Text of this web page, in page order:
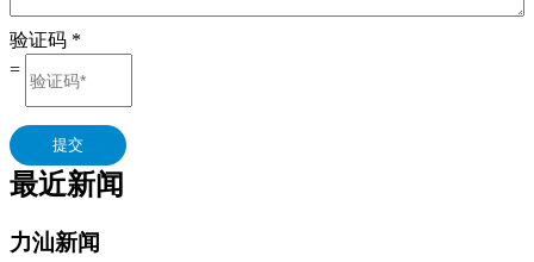
验证码 *
=
提交
最近新闻
力汕新闻